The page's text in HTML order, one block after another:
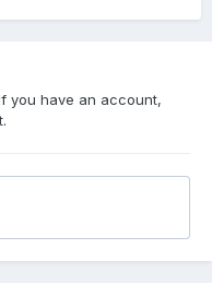
you have an account,